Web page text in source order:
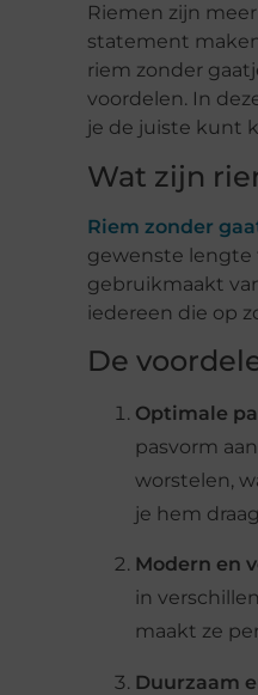
Riemen zijn
statement
riem zonder
voordelen. In
je de juiste kunt
Wat zijn
Riem zonder
gewenste lengte
gebruikmaakt
iedereen die op
De
Optimale
pasvorm
worstelen,
je hem
Modern en
in
maakt ze
Duurzaam